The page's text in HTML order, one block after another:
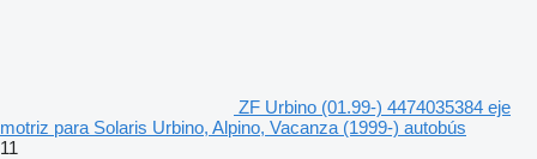
ZF Urbino (01.99-) 4474035384 eje
motriz para Solaris Urbino, Alpino, Vacanza (1999-) autobús
11